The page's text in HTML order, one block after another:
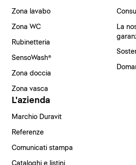
Zona lavabo
Zona WC
Rubinetteria
SensoWash®
Zona doccia
Zona vasca
La
L'azienda
Marchio Duravit
Referenze
Comunicati stampa
Cataloghi e listini